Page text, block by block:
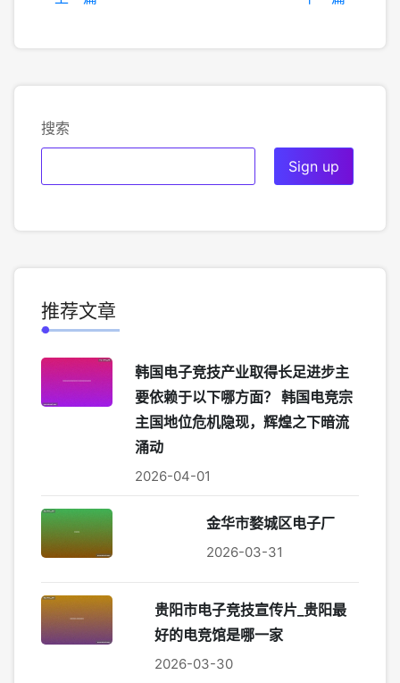
搜索
推荐文章
韩国电子竞技产业取得长足进步主
要依赖于以下哪方面？ 韩国电竞宗
主国地位危机隐现，辉煌之下暗流
涌动
2026-04-01
金华市婺城区电子厂
2026-03-31
贵阳市电子竞技宣传片_贵阳最
好的电竞馆是哪一家
2026-03-30